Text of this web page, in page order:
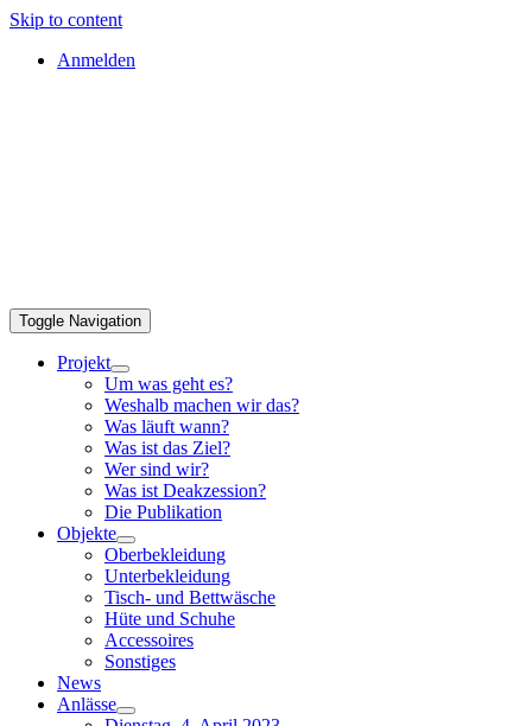
Skip to content
Anmelden
Toggle Navigation
Projekt
Um was geht es?
Weshalb machen wir das?
Was läuft wann?
Was ist das Ziel?
Wer sind wir?
Was ist Deakzession?
Die Publikation
Objekte
Oberbekleidung
Unterbekleidung
Tisch- und Bettwäsche
Hüte und Schuhe
Accessoires
Sonstiges
News
Anlässe